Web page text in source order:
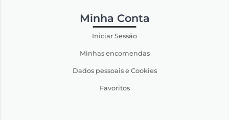
Minha Conta
Iniciar Sessão
Minhas encomendas
Dados pessoais e Cookies
Favoritos